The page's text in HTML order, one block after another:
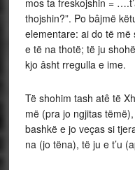
mos ta freskojshin =
thojshin?”. Po bâjmë
elementare: ai do të
e të na thotë; të ju
kjo âsht rregulla e ime.
Të shohim tash atê të
më (pra jo ngjitas
bashkë e jo veças si
na (jo tëna), të ju e t’u